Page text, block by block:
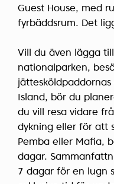
Guest House, med
fyrbäddsrum. Det
Vill du även lägga
nationalparken,
Island, bör du
du vill resa vidare
dykning eller för att
Pemba eller Mafia,
dagar.
7 dagar för en lugn